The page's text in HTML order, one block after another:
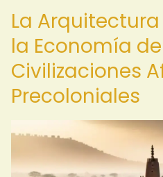
La
la Economía
Civilizaciones
Precoloniales